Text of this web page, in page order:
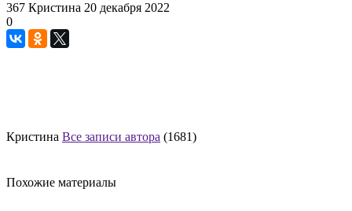
367 Кристина 20 декабря 2022
0
Кристина Все записи автора (1681)
Похожие материалы